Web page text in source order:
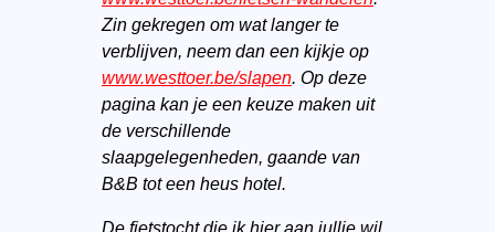
Zin gekregen om wat langer te
verblijven, neem dan een kijkje op
www.westtoer.be/slapen. Op deze
pagina kan je een keuze maken uit
de verschillende
slaapgelegenheden, gaande van
B&B tot een heus hotel.
De fietstocht die ik hier aan jullie wil